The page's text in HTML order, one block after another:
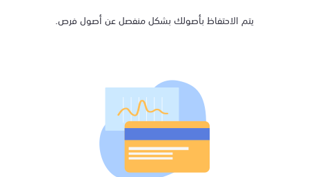
يتم الاحتفاظ بأصولك بشكل منفصل عن أصول فرص.